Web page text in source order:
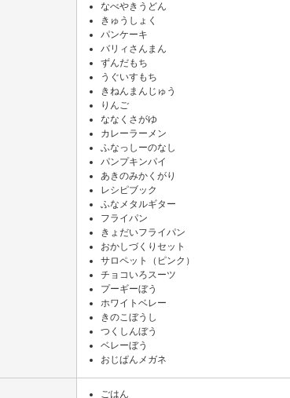
なべやきうどん
きゅうしょく
パンケーキ
バリィさんまん
ずんだもち
うぐいすもち
きねんまんじゅう
りんご
ななくさがゆ
カレーラーメン
ふなっしーのなし
パンプキンパイ
あきのみかくがり
レシピブック
ふなメタルギター
フライパン
きょだいフライパン
おかしづくりセット
サロペット（ピンク）
チョコいろスーツ
プーギーぼう
ホワイトベレー
きのこぼうし
つくしんぼう
ベレーぼう
おじぱんメガネ
ごはん